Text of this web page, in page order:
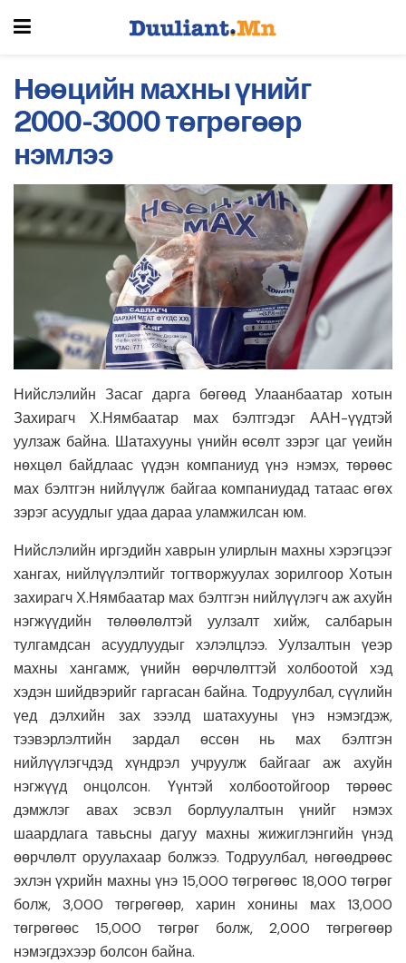
Нөөцийн махны үнийг
2000-3000 төгрөгөөр
нэмлээ
Нийслэлийн Засаг дарга бөгөөд Улаанбаатар хотын
Захирагч Х.Нямбаатар мах бэлтгэдэг ААН-үүдтэй
уулзаж байна. Шатахууны үнийн өсөлт зэрэг цаг үеийн
нөхцөл байдлаас үүдэн компаниуд үнэ нэмэх, төрөөс
мах бэлтгэн нийлүүлж байгаа компаниудад татаас өгөх
зэрэг асуудлыг удаа дараа уламжилсан юм.
Нийслэлийн иргэдийн хаврын улирлын махны хэрэгцээг
хангах, нийлүүлэлтийг тогтворжуулах зорилгоор Хотын
захирагч Х.Нямбаатар мах бэлтгэн нийлүүлэгч аж ахуйн
нэгжүүдийн төлөөлөлтэй уулзалт хийж, салбарын
тулгамдсан асуудлуудыг хэлэлцлээ. Уулзалтын үеэр
махны хангамж, үнийн өөрчлөлттэй холбоотой хэд
хэдэн шийдвэрийг гаргасан байна. Тодруулбал, сүүлийн
үед дэлхийн зах зээлд шатахууны үнэ нэмэгдэж,
тээвэрлэлтийн зардал өссөн нь мах бэлтгэн
нийлүүлэгчдэд хүндрэл учруулж байгааг аж ахуйн
нэгжүүд онцолсон. Үүнтэй холбоотойгоор төрөөс
дэмжлэг авах эсвэл борлуулалтын үнийг нэмэх
шаардлага тавьсны дагуу махны жижиглэнгийн үнэд
өөрчлөлт оруулахаар болжээ. Тодруулбал, нөгөөдрөөс
эхлэн үхрийн махны үнэ 15,000 төгрөгөөс 18,000 төгрөг
болж, 3,000 төгрөгөөр, харин хонины мах 13,000
төгрөгөөс 15,000 төгрөг болж, 2,000 төгрөгөөр
нэмэгдэхээр болсон байна.